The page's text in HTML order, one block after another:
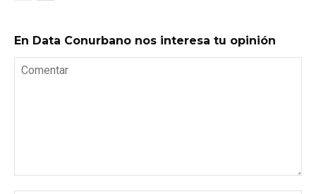
En Data Conurbano nos interesa tu opinión